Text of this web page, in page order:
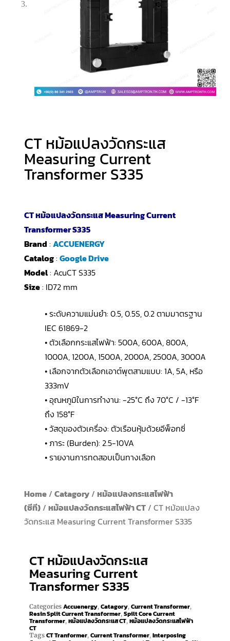
CT หม้อแปลงวัดกระแส
Measuring Current
Transformer S335
CT หม้อแปลงวัดกระแส Measuring Current
Transformer S335
Brand : ACCUENERGY
Catalog: Google Drive
Model: AcuCT S335
Size: ID72 mm
• ระดับความแม่นยำ: 0.5, 0.5S, 0.2 ตามมาตรฐาน
IEC 61869-2
• ตัวเลือกกระแสไฟฟ้า: 500A, 600A, 800A,
1000A, 1200A, 1500A, 2000A, 2500A, 3000A
• เลือกจากตัวเลือกเอาต์พุตสามแบบ: 1A, 5A, หรือ
333mV
• อุณหภูมิในการทำงาน: -25°C ถึง 70°C / -13°F
ถึง 158°F
• วัสดุของตัวเครื่อง: ตัวเรือนหุ้มด้วยอีพ็อกซี่
• ภาระ (Burden): 2.5-10VA
• รายงานการทดสอบเป็นทางเลือก
Home/ Catagory/ หม้อแปลงกระแสไฟฟ้า
(ซีที)/ หม้อแปลงวัดกระแสไฟฟ้า CT/ CT หม้อแปลง
วัดกระแส Measuring Current Transformer S335
CT หม้อแปลงวัดกระแส
Measuring Current
Transformer S335
Categories Accuenergy, Catagory, Current Transformer,
Resin Split Current Transformer, Spilt Core Current
Transformer, หม้อแปลงวัดกระแส CT, หม้อแปลงวัดกระแสไฟฟ้า
CT
Tags CT Tranformer, Current Transformer, Interposing